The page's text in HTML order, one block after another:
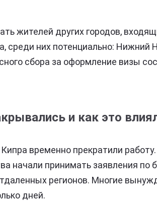
жителей других городов,
среди них потенциально: Нижний
сбора за оформление визы
и как это
временно прекратили
начали принимать заявления по
регионов. Многие
дней.